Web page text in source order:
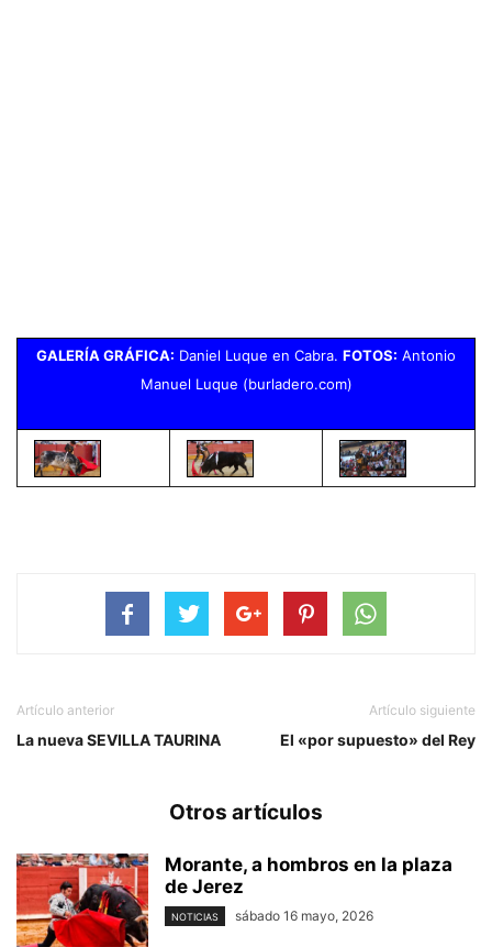
GALERÍA GRÁFICA: Daniel Luque en Cabra. FOTOS: Antonio
Manuel Luque (burladero.com)
Artículo anterior
La nueva SEVILLA TAURINA
Artículo siguiente
El «por supuesto» del Rey
Otros artículos
Morante, a hombros en la plaza
de Jerez
NOTICIAS sábado 16 mayo, 2026